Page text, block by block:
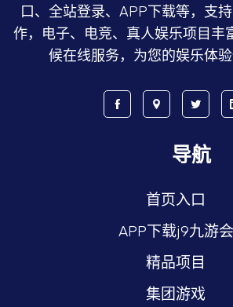
口、全站登录、APP下载等，支
作，电子、电竞、真人娱乐项目丰
候在线服务，为您的娱乐体验
导航
首页入口
APP下载j9九游会
精品项目
集团游戏